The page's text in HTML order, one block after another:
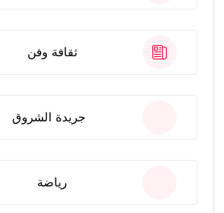
ثقافة وفن
جريدة الشروق
رياضة